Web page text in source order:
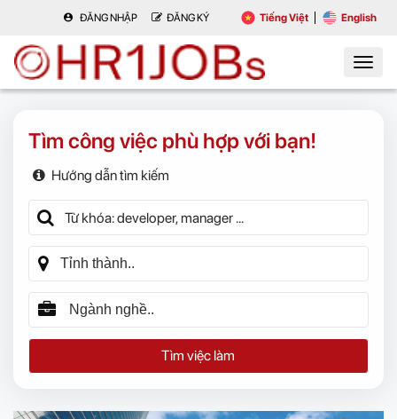
ĐĂNG NHẬP ĐĂNG KÝ Tiếng Việt English
Tìm công việc phù hợp với bạn!
Hướng dẫn tìm kiếm
Tìm việc làm